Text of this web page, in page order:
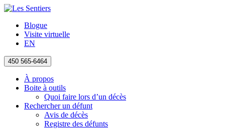
Blogue
Visite virtuelle
EN
450 565-6464
À propos
Boite à outils
Quoi faire lors d’un décès
Rechercher un défunt
Avis de décès
Registre des défunts